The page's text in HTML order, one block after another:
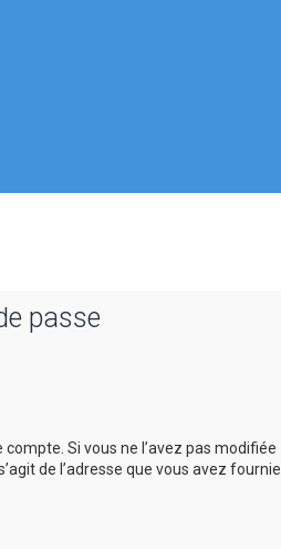
passe
Si vous ne l’avez pas modifiée
de l’adresse que vous avez fournie